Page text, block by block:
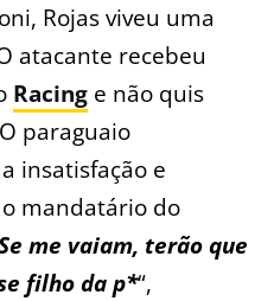
Rojas viveu uma
atacante recebeu
Racing e não quis
paraguaio
insatisfação e
mandatário do
me vaiam, terão que
filho da p*“,